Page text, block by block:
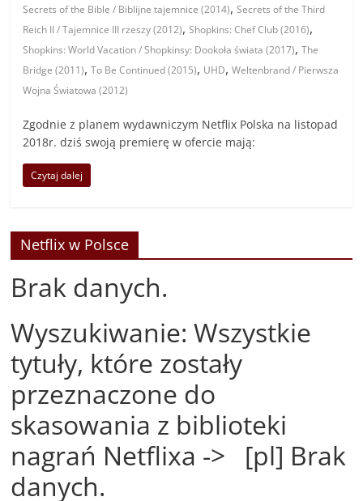
Secrets of the Bible / Biblijne tajemnice (2014),Secrets of the Third
Reich II / Tajemnice III rzeszy (2012),Shopkins: Chef Club (2016),
Shopkins: World Vacation / Shopkinsy: Dookoła świata (2017),The
Bridge (2011),To Be Continued (2015), UHD,Weltenbrand / Pierwsza
Wojna Światowa (2012)
Zgodnie z planem wydawniczym Netflix Polska na listopad
2018r. dziś swoją premierę w ofercie mają:
Czytaj dalej
Netflix w Polsce
Brak danych.
Wyszukiwanie: Wszystkie
tytuły, które zostały
przeznaczone do
skasowania z biblioteki
nagrań Netflixa -> [pl] Brak
danych.